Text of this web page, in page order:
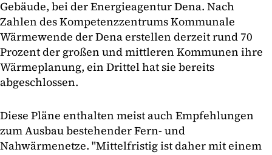
Gebäude, bei der Energieagentur Dena. Nach
Zahlen des Kompetenzzentrums Kommunale
Wärmewende der Dena erstellen derzeit rund 70
Prozent der großen und mittleren Kommunen ihre
Wärmeplanung, ein Drittel hat sie bereits
abgeschlossen.
Diese Pläne enthalten meist auch Empfehlungen
zum Ausbau bestehender Fern- und
Nahwärmenetze. "Mittelfristig ist daher mit einem